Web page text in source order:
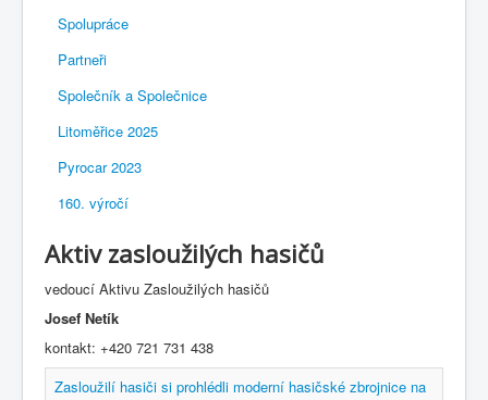
Spolupráce
Partneři
Společník a Společnice
Litoměřice 2025
Pyrocar 2023
160. výročí
Aktiv zasloužilých hasičů
vedoucí Aktivu Zasloužilých hasičů
Josef Netík
kontakt: +420 721 731 438
Zasloužilí hasiči si prohlédli moderní hasičské zbrojnice na